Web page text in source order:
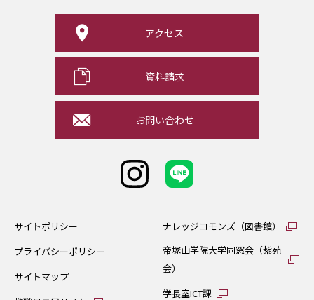
アクセス
資料請求
お問い合わせ
サイトポリシー
プライバシーポリシー
サイトマップ
ナレッジコモンズ（図書館）
帝塚山学院大学同窓会（紫苑
会）
学長室ICT課